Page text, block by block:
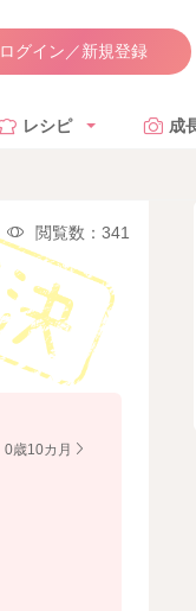
ログイン／新規登録
レシピ 成
閲覧数：341
0歳10カ月